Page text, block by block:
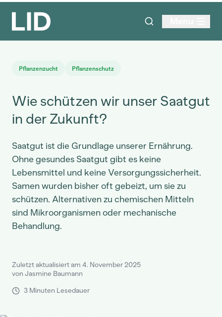
Pflanzenzucht Pflanzenschutz
Wie schützen wir unser Saatgut
in der Zukunft?
Saatgut ist die Grundlage unserer Ernährung.
Ohne gesundes Saatgut gibt es keine
Lebensmittel und keine Versorgungssicherheit.
Samen wurden bisher oft gebeizt, um sie zu
schützen. Alternativen zu chemischen Mitteln
sind Mikroorganismen oder mechanische
Behandlung.
Zuletzt aktualisiert am 4. November 2025
von Jasmine Baumann
3 Minuten Lesedauer